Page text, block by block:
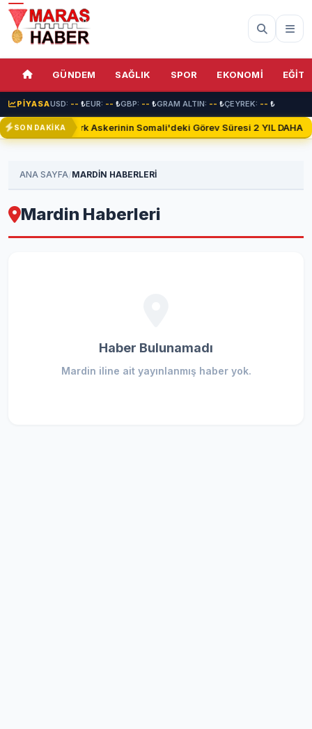
GÜNDEM SAĞLIK SPOR EKONOMİ
PİYASAUSD: -- ₺EUR: -- ₺GBP: -- ₺GRAM ALTIN: -- ₺ÇEYREK: -- ₺
SON DAKİKA Türk Askerinin Somali'deki Görev Süresi 2 YIL DAHA
ANA SAYFA/MARDIN HABERLERİ
Mardin Haberleri
Haber Bulunamadı
Mardin iline ait yayınlanmış haber yok.